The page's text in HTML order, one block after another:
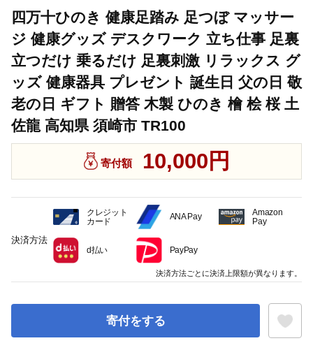
四万十ひのき 健康足踏み 足つぼ マッサー
ジ 健康グッズ デスクワーク 立ち仕事 足裏
立つだけ 乗るだけ 足裏刺激 リラックス グ
ッズ 健康器具 プレゼント 誕生日 父の日 敬
老の日 ギフト 贈答 木製 ひのき 檜 桧 桜 土
佐龍 高知県 須崎市 TR100
寄付額 10,000円
寄付をする
決済方法
クレジット
カード
ANA Pay
Amazon
Pay
d払い PayPay
決済方法ごとに決済上限額が異なります。